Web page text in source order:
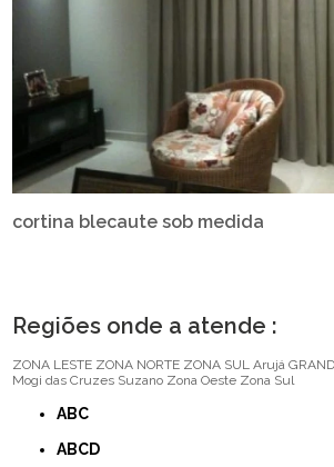
cortina blecaute sob medida
Regiões onde a atende :
ZONA LESTE ZONA NORTE ZONA SUL Arujá
Mogi das Cruzes Suzano Zona Oeste Zona Sul
ABC
ABCD